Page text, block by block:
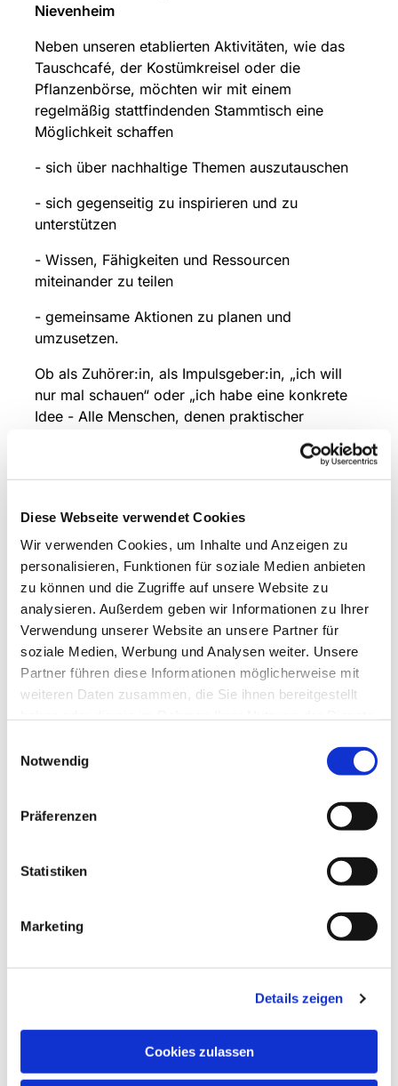
Diese Webseite verwendet Cookies
Wir verwenden Cookies, um Inhalte und Anzeigen zu
personalisieren, Funktionen für soziale Medien anbieten
zu können und die Zugriffe auf unsere Website zu
analysieren. Außerdem geben wir Informationen zu Ihrer
Verwendung unserer Website an unsere Partner für
soziale Medien, Werbung und Analysen weiter. Unsere
Partner führen diese Informationen möglicherweise mit
weiteren Daten zusammen, die Sie ihnen bereitgestellt
Notwendig
Präferenzen
Statistiken
Marketing
Details zeigen
Cookies zulassen
Nievenheim
Neben unseren etablierten Aktivitäten, wie das
Tauschcafé, der Kostümkreisel oder die
Pflanzenbörse, möchten wir mit einem
regelmäßig stattfindenden Stammtisch eine
Möglichkeit schaffen
- sich über nachhaltige Themen auszutauschen
- sich gegenseitig zu inspirieren und zu
unterstützen
- Wissen, Fähigkeiten und Ressourcen
miteinander zu teilen
- gemeinsame Aktionen zu planen und
umzusetzen.
Ob als Zuhörer:in, als Impulsgeber:in, „ich will
nur mal schauen“ oder „ich habe eine konkrete
Idee - Alle Menschen, denen praktischer
und Austausch zu umweltrelevanten Themen am
Herzen liegen sind eingeladen, am